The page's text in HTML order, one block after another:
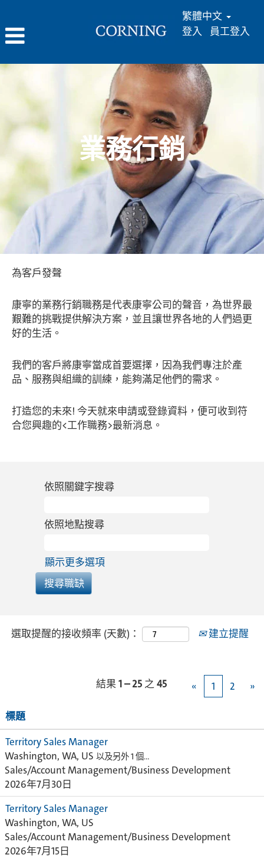
繁體中文
登入
員工登入
業
業務行銷
為客戶發聲
康寧的業務行銷職務是代表康寧公司的聲音，為世界最
艱難的挑戰提供解決方案，並且讓世界各地的人們過更
好的生活。
我們的客戶將康寧當成首要選擇，因為我們專注於產
品、服務與組織的訓練，能夠滿足他們的需求。
打造您的未來! 今天就來申請或登錄資料，便可收到符
合您興趣的<工作職務>最新消息。
依照關鍵字搜尋
依照地點搜尋
顯示更多選項
選取提醒的接收頻率 (天數)： 建立提醒
結果 1 – 25 之 45 « 1 2 »
標題
Territory Sales Manager
Washington, WA, US 以及另外 1 個…
Sales/Account Management/Business Development
2026年7月30日
Territory Sales Manager
Washington, WA, US
Sales/Account Management/Business Development
2026年7月15日